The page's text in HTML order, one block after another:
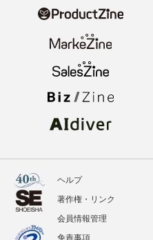
ヘルプ
著作権・リンク
会員情報管理
免責事項